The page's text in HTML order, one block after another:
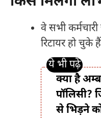
वे सभी
रिटायर हो चुके
क्या है
पॉलिसी?
से भिड़ने